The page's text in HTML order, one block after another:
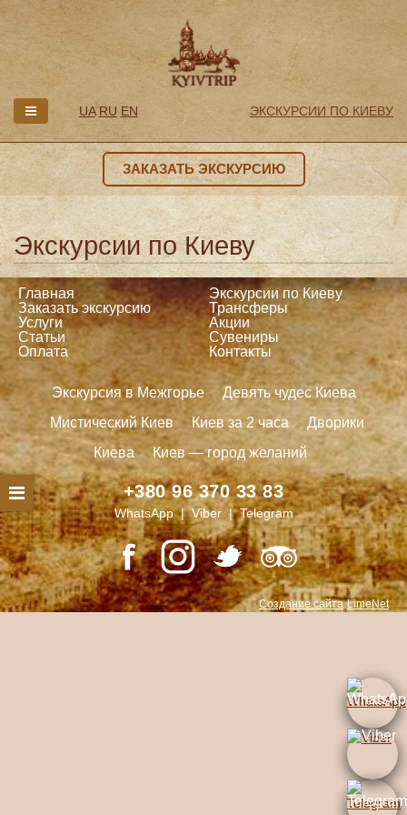
UA RU EN ЭКСКУРСИИ ПО КИЕВУ
ЗАКАЗАТЬ ЭКСКУРСИЮ
Экскурсии по Киеву
Главная
Экскурсии по Киеву
Заказать экскурсию
Трансферы
Услуги
Акции
Статьи
Сувениры
Оплата
Контакты
Экскурсия в Межгорье
Девять чудес Киева
Мистический Киев
Киев за 2 часа
Дворики
Киева
Киев — город желаний
+380 96 370 33 83
WhatsApp | Viber | Telegram
Создание сайта LimeNet